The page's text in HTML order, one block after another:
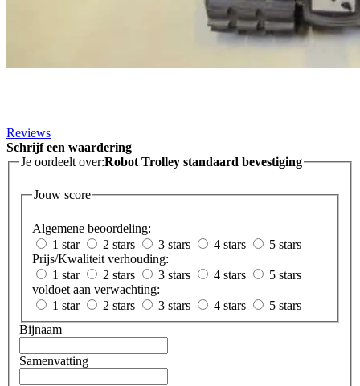
Reviews
Schrijf een waardering
Je oordeelt over:Robot Trolley standaard bevestiging
Jouw score
Algemene beoordeling:
1 star
2 stars 3 stars 4 stars
5 stars
Prijs/Kwaliteit verhouding:
1 star
2 stars 3 stars 4 stars
5 stars
voldoet aan verwachting:
1 star
2 stars 3 stars 4 stars
5 stars
Bijnaam
Samenvatting